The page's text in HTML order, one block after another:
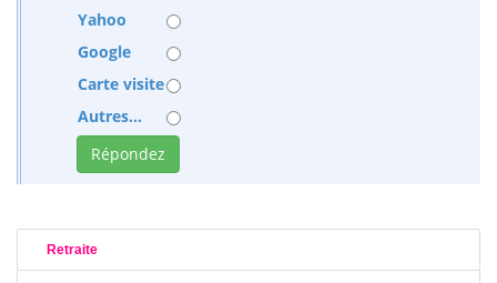
Yahoo
Google
Carte visite
Autres...
Retraite